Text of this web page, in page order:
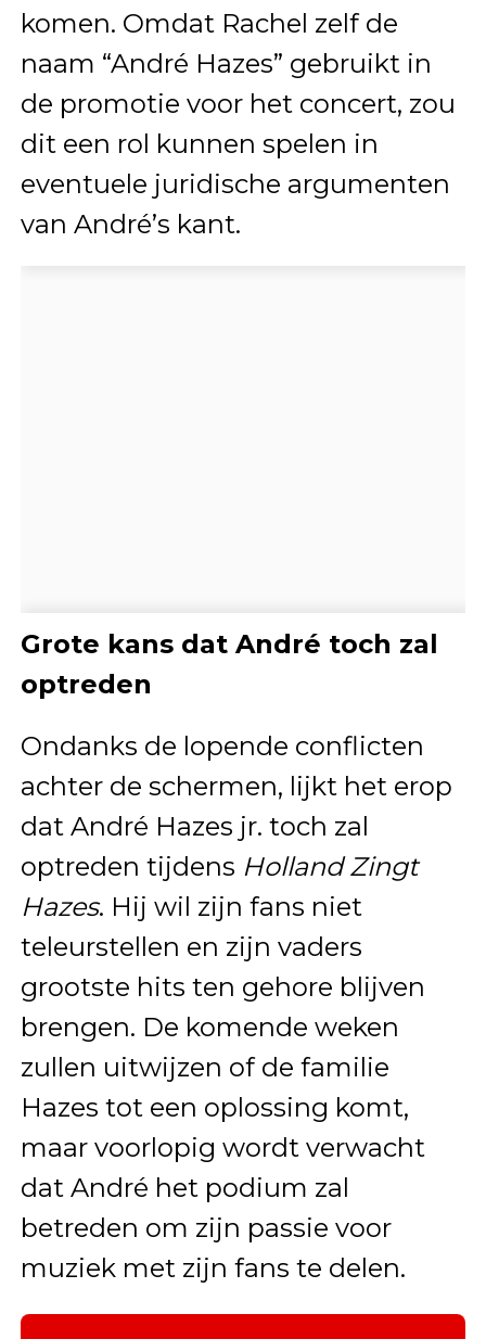
komen. Omdat Rachel zelf de
naam “André Hazes” gebruikt in
de promotie voor het concert, zou
dit een rol kunnen spelen in
eventuele juridische argumenten
van André’s kant.
Grote kans dat André toch zal
optreden
Ondanks de lopende conflicten
achter de schermen, lijkt het erop
dat André Hazes jr. toch zal
optreden tijdens Holland Zingt
Hazes. Hij wil zijn fans niet
teleurstellen en zijn vaders
grootste hits ten gehore blijven
brengen. De komende weken
zullen uitwijzen of de familie
Hazes tot een oplossing komt,
maar voorlopig wordt verwacht
dat André het podium zal
betreden om zijn passie voor
muziek met zijn fans te delen.